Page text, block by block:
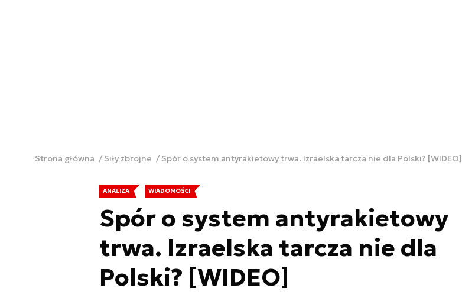
Strona główna Siły zbrojne Spór o system antyrakietowy trwa. Izraelska tarcza nie dla Polski? [WIDEO]
ANALIZA WIADOMOŚCI
Spór o system antyrakietowy
trwa. Izraelska tarcza nie dla
Polski? [WIDEO]